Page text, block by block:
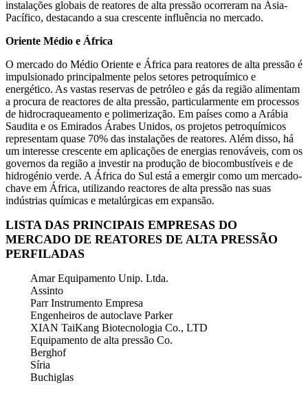
instalações globais de reatores de alta pressão ocorreram na Ásia-
Pacífico, destacando a sua crescente influência no mercado.
Oriente Médio e África
O mercado do Médio Oriente e África para reatores de alta pressão é
impulsionado principalmente pelos setores petroquímico e
energético. As vastas reservas de petróleo e gás da região alimentam
a procura de reactores de alta pressão, particularmente em processos
de hidrocraqueamento e polimerização. Em países como a Arábia
Saudita e os Emirados Árabes Unidos, os projetos petroquímicos
representam quase 70% das instalações de reatores. Além disso, há
um interesse crescente em aplicações de energias renováveis, com os
governos da região a investir na produção de biocombustíveis e de
hidrogénio verde. A África do Sul está a emergir como um mercado-
chave em África, utilizando reactores de alta pressão nas suas
indústrias químicas e metalúrgicas em expansão.
LISTA DAS PRINCIPAIS EMPRESAS DO
MERCADO DE REATORES DE ALTA PRESSÃO
PERFILADAS
Amar Equipamento Unip. Ltda.
Assinto
Parr Instrumento Empresa
Engenheiros de autoclave Parker
XIAN TaiKang Biotecnologia Co., LTD
Equipamento de alta pressão Co.
Berghof
Síria
Buchiglas